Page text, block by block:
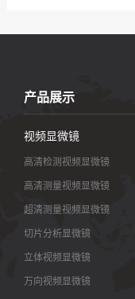
产品展示
视频显微镜
高清检测视频显微镜
高清测量视频显微镜
超清测量视频显微镜
切片分析显微镜
立体视频显微镜
万向视频显微镜